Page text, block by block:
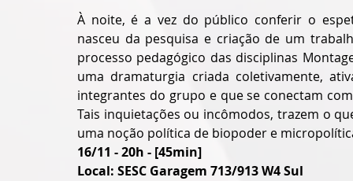
À noite, é a vez do público conferir o
nasceu da pesquisa e criação de um
processo pedagógico das disciplinas
uma dramaturgia criada coletivamente,
integrantes do grupo e que se conectam
Tais inquietações ou incômodos, trazem o
uma noção política de biopoder e
16/11 - 20h - [45min]
Local: SESC Garagem 713/913 W4 Sul